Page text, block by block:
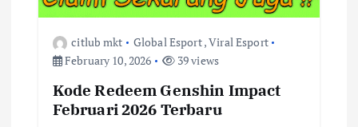
citlub mkt Global Esport,Viral Esport
February 10, 2026
39 views
Kode Redeem Genshin Impact
Februari 2026 Terbaru